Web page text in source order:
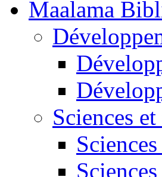
Maalama
Sciences